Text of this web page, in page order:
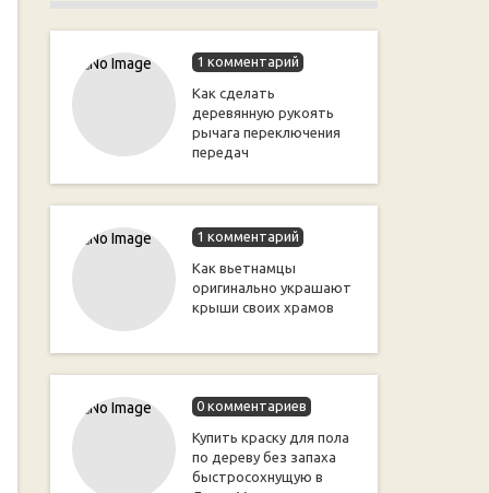
1 комментарий
Как сделать
деревянную рукоять
рычага переключения
передач
1 комментарий
Как вьетнамцы
оригинально украшают
крыши своих храмов
0 комментариев
Купить краску для пола
по дереву без запаха
быстросохнущую в